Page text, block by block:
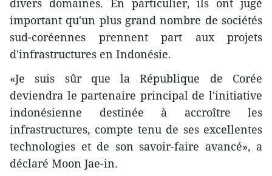
divers domaines. En particulier, ils ont jugé
important qu'un plus grand nombre de sociétés
sud-coréennes prennent part aux projets
d'infrastructures en Indonésie.
«Je suis sûr que la République de Corée
deviendra le partenaire principal de l'initiative
indonésienne destinée à accroître les
infrastructures, compte tenu de ses excellentes
technologies et de son savoir-faire avancé», a
déclaré Moon Jae-in.